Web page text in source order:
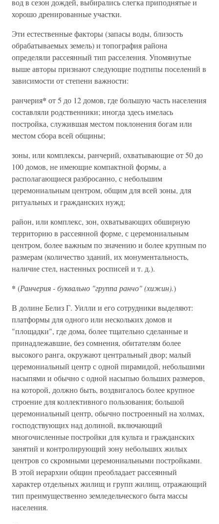
вод в сезон дождей, выбирались слегка приподнятые и
хорошо дренированные участки.
Эти естественные факторы (запасы воды, близость
обрабатываемых земель) и топография района
определяли рассеянный тип расселения. Упомянутые
выше авторы признают следующие подтипы поселений в
зависимости от степени важности:
ранчерия* от 5 до 12 домов, где большую часть населения
составляли родственники; иногда здесь имелась
постройка, служившая местом поклонения богам или
местом сбора всей общины;
зоны, или комплексы, ранчерий, охватывающие от 50 до
100 домов, не имеющие компактной формы, а
располагающиеся разбросанно, с небольшим
церемониальным центром, общим для всей зоны, для
ритуальных и гражданских нужд;
район, или комплекс, зон, охватывающих обширную
территорию в рассеянной форме, с церемониальным
центром, более важным по значению и более крупным по
размерам (количество зданий, их монументальность,
наличие стел, настенных росписей и т. д.).
* (Ранчерия - буквально "группа ранчо" (хижин).)
В долине Белиз Г. Уилли и его сотрудники выделяют:
платформы для одного или нескольких домов и
"площадки", где дома, более тщательно сделанные и
принадлежавшие, без сомнения, обитателям более
высокого ранга, окружают центральный двор; малый
церемониальный центр с одной пирамидой, небольшими
насыпями и обычно с одной насыпью больших размеров,
на которой, должно быть, воздвигалось более крупное
строение для коллективного пользования; большой
церемониальный центр, обычно построенный на холмах,
господствующих над долиной, включающий
многочисленные постройки для культа и гражданских
занятий и контролирующий зону небольших жилых
центров со скромными церемониальными постройками.
В этой иерархии общин преобладает рассеянный
характер отдельных жилищ и групп жилищ, отражающий
тип преимущественно земледельческого быта массы
населения.